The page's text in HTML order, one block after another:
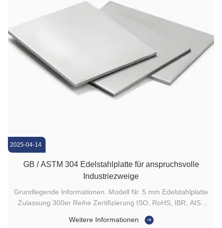
2025-04-14
GB / ASTM 304 Edelstahlplatte für anspruchsvolle
Industriezweige
Grundlegende Informationen. Modell Nr. 5 mm Edelstahlplatte
Zulassung 300er Reihe Zertifizierung ISO, RoHS, IBR, AISI,
Oberflächenbehandlung Beim Einlegen Modell Nr. 202 304
Weitere Informationen